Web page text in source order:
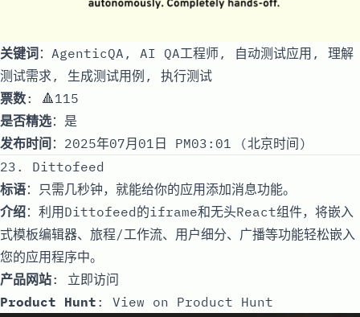
关键词：AgenticQA, AI QA工程师, 自动测试应用, 理解
测试需求, 生成测试用例, 执行测试
票数: 🔺115
是否精选：是
发布时间 ：2025年07月01日 PM03:01 (北京时间)
23. Dittofeed
标语：只需几秒钟，就能给你的应用添加消息功能。
介绍：利用Dittofeed的iframe和无头React组件，将嵌入
式模板编辑器、旅程/工作流、用户细分、广播等功能轻松嵌入
您的应用程序中。
产品网站: 立即访问
Product Hunt : View on Product Hunt